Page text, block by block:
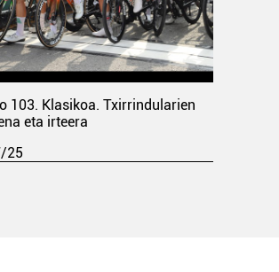
103. Klasikoa. Txirrindularien
eta irteera
25